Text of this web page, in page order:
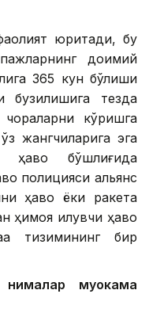
юритади, бу
доимий
365 кун бўлиши
бузилишига тезда
кўришга
жангчиларига эга
ҳаво бўшлиғида
полицияси альянс
ҳаво ёки ракета
ҳимоя қилувчи ҳаво
тизимининг бир
муҳокама